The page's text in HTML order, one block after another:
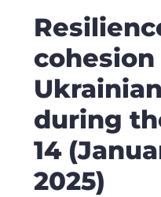
стійкість
держави
та
суспільства,
згуртованість
та
єдність.
during
14
2025)